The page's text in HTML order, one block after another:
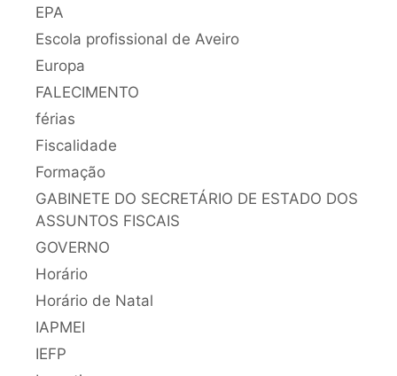
EPA
Escola profissional de Aveiro
Europa
FALECIMENTO
férias
Fiscalidade
Formação
GABINETE DO SECRETÁRIO DE ESTADO DOS
ASSUNTOS FISCAIS
GOVERNO
Horário
Horário de Natal
IAPMEI
IEFP